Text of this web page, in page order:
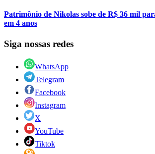
Patrimônio de Nikolas sobe de R$ 36 mil
em 4 anos
Siga nossas redes
WhatsApp
Telegram
Facebook
Instagram
X
YouTube
Tiktok